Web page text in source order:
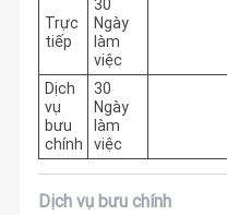
Trực
tiếp
30
Ngày
làm
việc
Dịch
vụ
bưu
chính
30
Ngày
làm
việc
Dịch vụ bưu chính